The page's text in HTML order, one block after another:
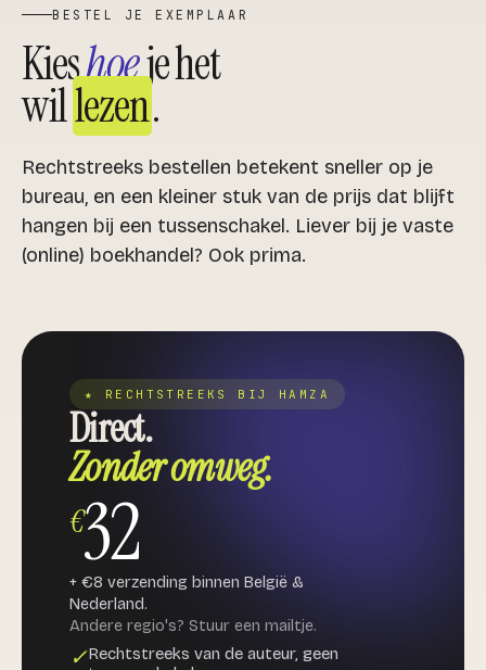
BESTEL JE EXEMPLAAR
Kieshoeje het
willezen.
Rechtstreeks bestellen betekent sneller op je
bureau, en een kleiner stuk van de prijs dat blijft
hangen bij een tussenschakel. Liever bij je vaste
(online) boekhandel? Ook prima.
★ RECHTSTREEKS BIJ HAMZA
Direct.
Zonder omweg.
€32
+ €8 verzending binnen België &
Nederland.
Andere regio's? Stuur een mailtje.
Rechtstreeks van de auteur, geen